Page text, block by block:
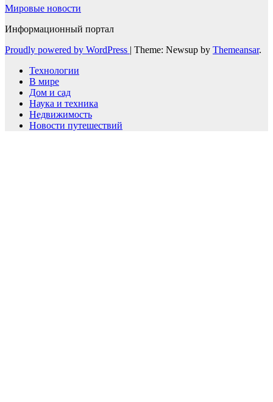
Мировые новости
Информационный портал
Proudly powered by WordPress | Theme: Newsup by Themeansar.
Технологии
В мире
Дом и сад
Наука и техника
Недвижимость
Новости путешествий